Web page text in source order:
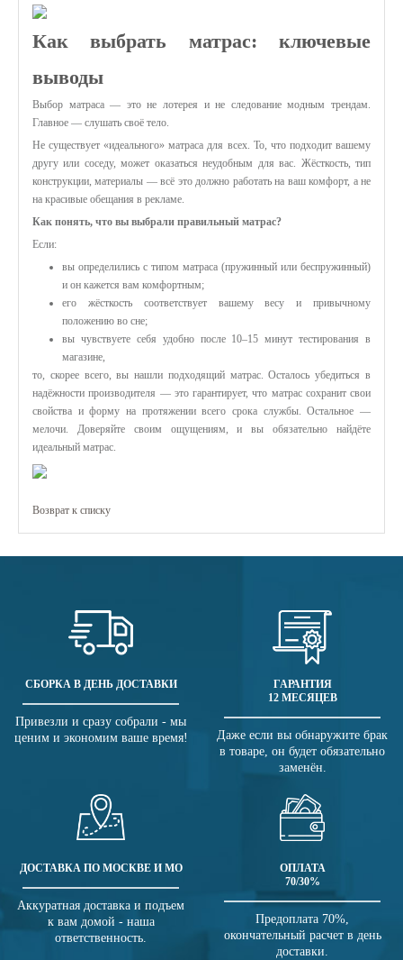
Как выбрать матрас: ключевые
выводы
Выбор матраса — это не лотерея и не следование модным трендам.
Главное — слушать своё тело.
Не существует «идеального» матраса для всех. То, что подходит вашему
другу или соседу, может оказаться неудобным для вас. Жёсткость, тип
конструкции, материалы — всё это должно работать на ваш комфорт, а не
на красивые обещания в рекламе.
Как понять, что вы выбрали правильный матрас?
Если:
вы определились с типом матраса (пружинный или беспружинный)
и он кажется вам комфортным;
его жёсткость соответствует вашему весу и привычному
положению во сне;
вы чувствуете себя удобно после 10–15 минут тестирования в
магазине,
то, скорее всего, вы нашли подходящий матрас. Осталось убедиться в
надёжности производителя — это гарантирует, что матрас сохранит свои
свойства и форму на протяжении всего срока службы. Остальное —
мелочи. Доверяйте своим ощущениям, и вы обязательно найдёте
идеальный матрас.
Возврат к списку
СБОРКА В ДЕНЬ ДОСТАВКИ
Привезли и сразу собрали - мы
ценим и экономим ваше время!
ГАРАНТИЯ
12 МЕСЯЦЕВ
Даже если вы обнаружите брак
в товаре, он будет обязательно
заменён.
ДОСТАВКА ПО МОСКВЕ И МО
Аккуратная доставка и подъем
к вам домой - наша
ответственность.
ОПЛАТА
70/30%
Предоплата 70%,
окончательный расчет в день
доставки.